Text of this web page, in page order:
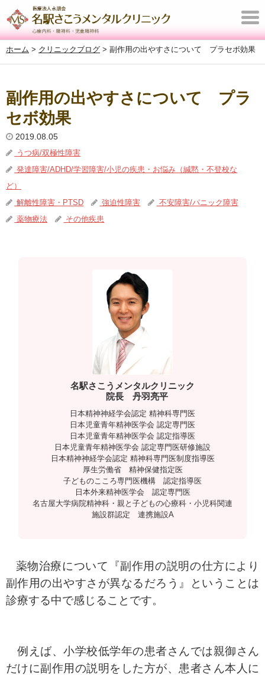
T
o
g
g
ホーム > クリニックブログ > 副作用の出やすさについて プラセボ効果
副作用の出やすさについて プラ
セボ効果
2019.08.05
うつ病/双極性障害
発達障害/ADHD/学習障害/小児の疾患・お悩み（緘黙・不登校な
ど）
解離性障害・PTSD
強迫性障害
不安障害/パニック障害
薬物療法
その他疾患
名駅さこうメンタルクリニック
院長 丹羽亮平
日本精神神経学会認定 精神科専門医
日本児童青年精神医学会 認定専門医
日本児童青年精神医学会 認定指導医
日本児童青年精神医学会 認定専門医研修施設
日本精神神経学会認定 精神科専門医制度指導医
厚生労働省 精神保健指定医
子どものこころ専門医機構 認定指導医
日本外来精神医学会 認定専門医
名古屋大学病院精神科・親と子どもの心療科・小児科関連
施設群認定 連携施設A
薬物治療について『副作用の説明の仕方により
副作用の出やすさが異なるだろう』ということは
診療する中で感じることです。
例えば、小学校低学年の患者さんでは親御さん
だけに副作用の説明をした方が、患者さん本人に